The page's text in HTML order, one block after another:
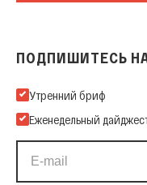
ПОДПИШИТЕСЬ
Подпишитесь на нашу
Утренний бриф
Еженедельный